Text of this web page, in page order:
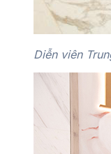
Diễn viên